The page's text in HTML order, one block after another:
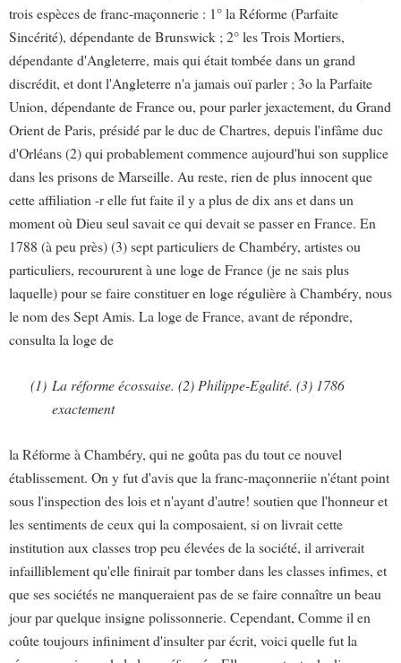
trois espèces de franc-maçonnerie : 1° la Réforme (Parfaite
Sincérité), dépendante de Brunswick ; 2° les Trois Mortiers,
dépendante d'Angleterre, mais qui était tombée dans un grand
discrédit, et dont l'Angleterre n'a jamais ouï parler ; 3o la Parfaite
Union, dépendante de France ou, pour parler jexactement, du Grand
Orient de Paris, présidé par le duc de Chartres, depuis l'infâme duc
d'Orléans (2) qui probablement commence aujourd'hui son supplice
dans les prisons de Marseille. Au reste, rien de plus innocent que
cette affiliation -r elle fut faite il y a plus de dix ans et dans un
moment où Dieu seul savait ce qui devait se passer en France. En
1788 (à peu près) (3) sept particuliers de Chambéry, artistes ou
particuliers, recoururent à une loge de France (je ne sais plus
laquelle) pour se faire constituer en loge régulière à Chambéry, nous
le nom des Sept Amis. La loge de France, avant de répondre,
consulta la loge de
(1) La réforme écossaise. (2) Philippe-Egalité. (3) 1786
exactement
la Réforme à Chambéry, qui ne goûta pas du tout ce nouvel
établissement. On y fut d'avis que la franc-maçonneriie n'étant point
sous l'inspection des lois et n'ayant d'autre! soutien que l'honneur et
les sentiments de ceux qui la composaient, si on livrait cette
institution aux classes trop peu élevées de la société, il arriverait
infailliblement qu'elle finirait par tomber dans les classes infimes, et
que ses sociétés ne manqueraient pas de se faire connaître un beau
jour par quelque insigne polissonnerie. Cependant, Comme il en
coûte toujours infiniment d'insulter par écrit, voici quelle fut la